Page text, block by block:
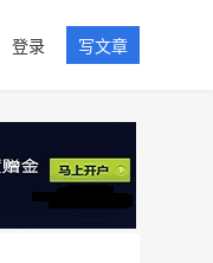
登录 写文章